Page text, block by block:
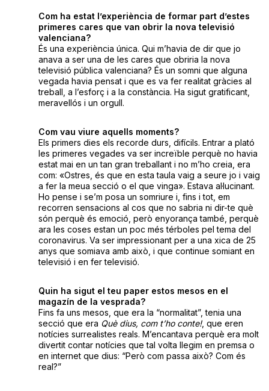
Com ha estat l’experiència de formar part d’estes
primeres cares que van obrir la nova televisió
valenciana?
És una experiència única. Qui m’havia de dir que jo
anava a ser una de les cares que obriria la nova
televisió pública valenciana? És un somni que alguna
vegada havia pensat i que es va fer realitat gràcies al
treball, a l’esforç i a la constància. Ha sigut gratificant,
meravellós i un orgull.
Com vau viure aquells moments?
Els primers dies els recorde durs, difícils. Entrar a plató
les primeres vegades va ser increïble perquè no havia
estat mai en un tan gran treballant i no m’ho creia, era
com: «Ostres, és que en esta taula vaig a seure jo i vaig
a fer la meua secció o el que vinga». Estava al·lucinant.
Ho pense i se’m posa un somriure i, fins i tot, em
recorren sensacions al cos que no sabria ni dir-te què
són perquè és emoció, però enyorança també, perquè
ara les coses estan un poc més térboles pel tema del
coronavirus. Va ser impressionant per a una xica de 25
anys que somiava amb això, i que continue somiant en
televisió i en fer televisió.
Quin ha sigut el teu paper estos mesos en el
magazín de la vesprada?
Fins fa uns mesos, que era la “normalitat”, tenia una
secció que era Què dius, com t’ho conte!, que eren
notícies surrealistes reals. M’encantava perquè era molt
divertit contar notícies que tal volta llegim en premsa o
en internet que dius: “Però com passa això? Com és
real?”